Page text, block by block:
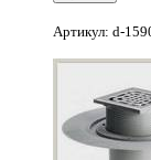
Артикул: d-